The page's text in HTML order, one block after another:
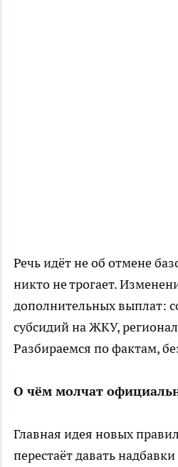
Речь идёт не об отмене
никто не трогает.
дополнительных выплат:
субсидий на ЖКУ,
Разбираемся по фактам,
О чём молчат
Главная идея новых
перестаёт давать надбавки